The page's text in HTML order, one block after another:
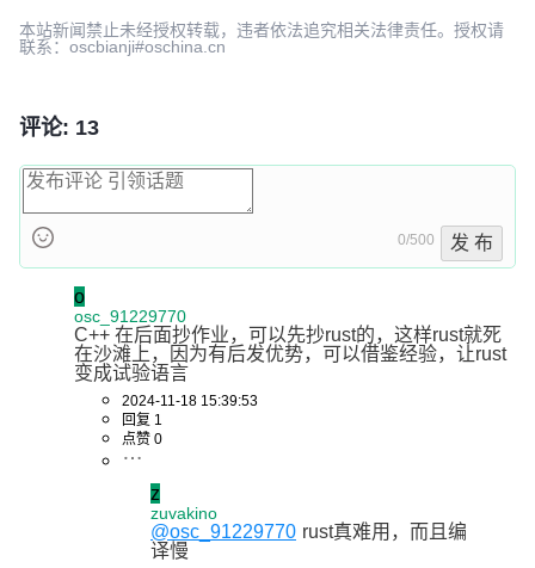
本站新闻禁止未经授权转载，违者依法追究相关法律责任。授权请
联系：oscbianji#oschina.cn
评论: 13
0/500 发 布
o
osc_91229770
C++ 在后面抄作业，可以先抄rust的，这样rust就死
在沙滩上，因为有后发优势，可以借鉴经验，让rust
变成试验语言
2024-11-18 15:39:53
回复 1
点赞 0
z
zuvakino
@osc_91229770 rust真难用，而且编
译慢